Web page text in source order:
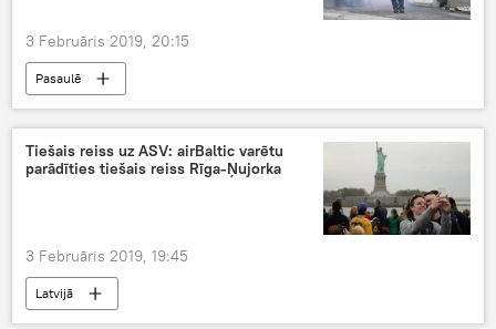
3 Februāris 2019, 20:15
Pasaulē
Tiešais reiss uz ASV: airBaltic varētu
parādīties tiešais reiss Rīga-Ņujorka
3 Februāris 2019, 19:45
Latvijā